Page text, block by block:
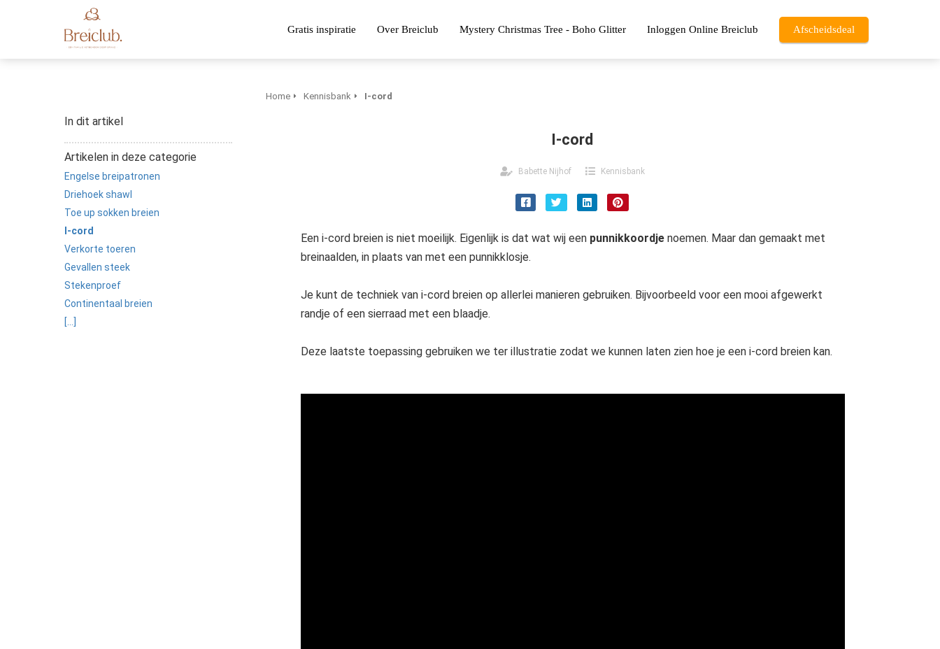
Gratis inspiratie Over Breiclub Mystery Christmas Tree - Boho Glitter Inloggen Online Breiclub Afscheidsdeal
In dit artikel
Artikelen in deze categorie
Engelse breipatronen
Driehoek shawl
Toe up sokken breien
I-cord
Verkorte toeren
Gevallen steek
Stekenproef
Continentaal breien
[...]
Home Kennisbank I-cord
I-cord
Babette Nijhof Kennisbank
Een i-cord breien is niet moeilijk. Eigenlijk is dat wat wij een punnikkoordje noemen. Maar dan gemaakt met
breinaalden, in plaats van met een punnikklosje.
Je kunt de techniek van i-cord breien op allerlei manieren gebruiken. Bijvoorbeeld voor een mooi afgewerkt
randje of een sierraad met een blaadje.
Deze laatste toepassing gebruiken we ter illustratie zodat we kunnen laten zien hoe je een i-cord breien kan.